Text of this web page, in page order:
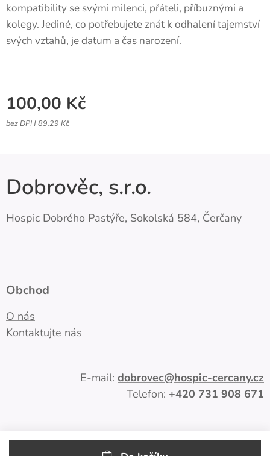
kompatibility se svými milenci, přáteli, příbuznými a
kolegy. Jediné, co potřebujete znát k odhalení tajemství
svých vztahů, je datum a čas narození.
100,00 Kč
bez DPH 89,29 Kč
Dobrověc, s.r.o.
Hospic Dobrého Pastýře, Sokolská 584, Čerčany
Obchod
O nás
Kontaktujte nás
E-mail: dobrovec@hospic-cercany.cz
Telefon: +420 731 908 671